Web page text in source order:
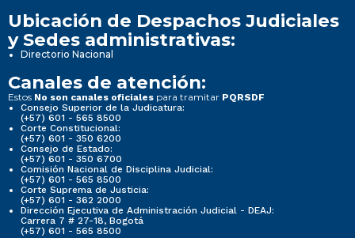
Ubicación de Despachos Judiciales
y Sedes administrativas:
Directorio Nacional
Canales de atención:
Estos No son canales oficiales para tramitar PQRSDF
Consejo Superior de la Judicatura:
(+57) 601 - 565 8500
Corte Constitucional:
(+57) 601 - 350 6200
Consejo de Estado:
(+57) 601 - 350 6700
Comisión Nacional de Disciplina Judicial:
(+57) 601 - 565 8500
Corte Suprema de Justicia:
(+57) 601 - 362 2000
Dirección Ejecutiva de Administración Judicial - DEAJ:
Carrera 7 # 27-18, Bogotá
(+57) 601 - 565 8500